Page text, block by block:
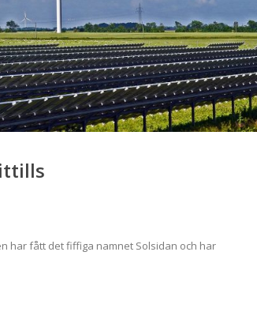
har fått det fiffiga namnet Solsidan och har